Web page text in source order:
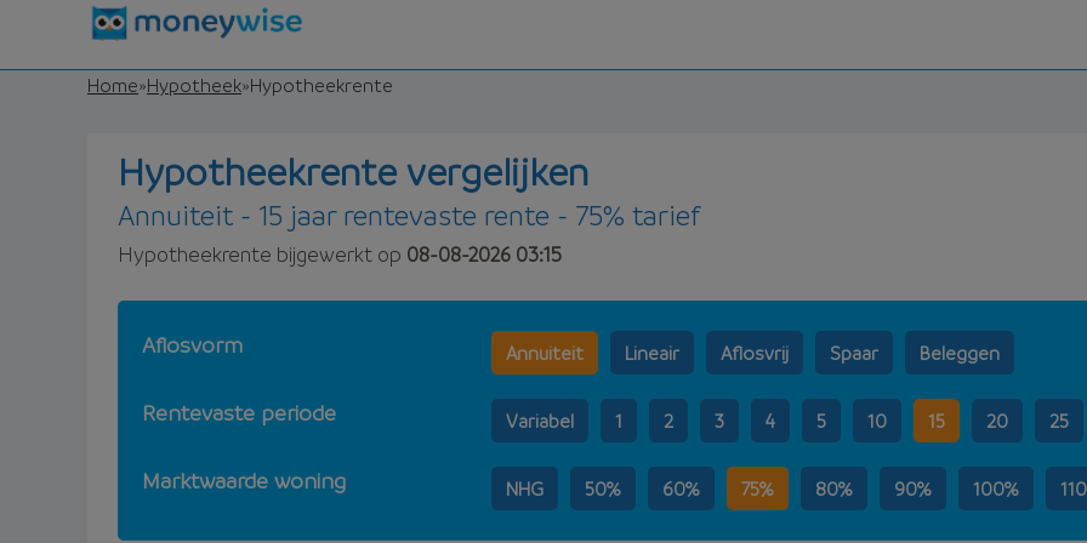
Home»Hypotheek»Hypotheekrente
Hypotheekrente vergelijken
Annuiteit - 15 jaar rentevaste rente - 75% tarief
Hypotheekrente bijgewerkt op 08-08-2026 03:15
Aflosvorm Annuiteit Lineair Aflosvrij Spaar Beleggen
Rentevaste periode Variabel 1 2 3 4 5 10 15 20 25
Marktwaarde woning NHG 50% 60% 75% 80% 90% 100%